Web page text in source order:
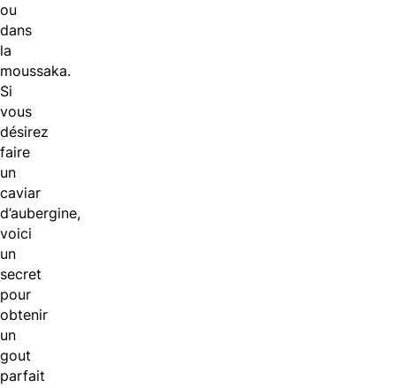
ou
dans
la
moussaka.
Si
vous
désirez
faire
un
caviar
d’aubergine,
voici
un
secret
pour
obtenir
un
gout
parfait